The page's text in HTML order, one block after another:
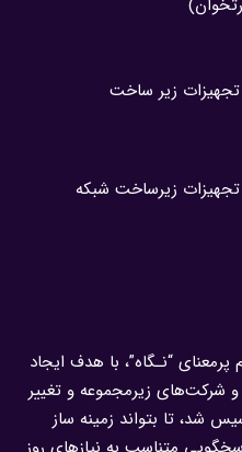
زیر ساخت
زیرساخت شبکه
“نـگاه”، با هدف ایجاد
زیرمجموعه و تغییر
شد، تا بتواند زمینه ساز